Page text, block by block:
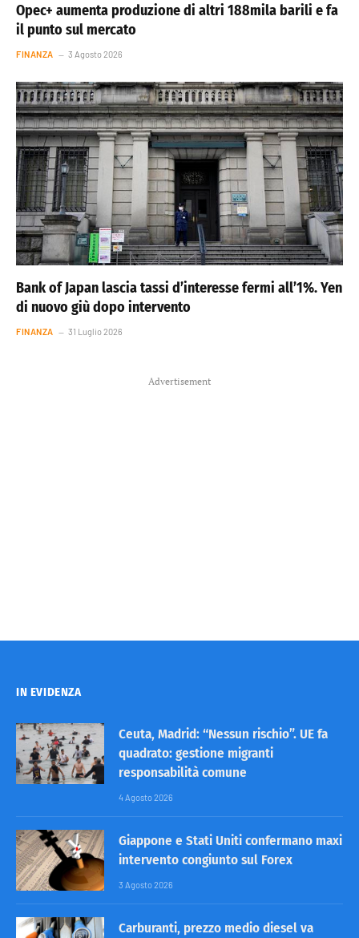
Opec+ aumenta produzione di altri 188mila barili e fa
il punto sul mercato
FINANZA 3 Agosto 2026
Bank of Japan lascia tassi d’interesse fermi all’1%. Yen
di nuovo giù dopo intervento
FINANZA 31 Luglio 2026
Advertisement
IN EVIDENZA
Ceuta, Madrid: “Nessun rischio”. UE fa
quadrato: gestione migranti
responsabilità comune
4 Agosto 2026
Giappone e Stati Uniti confermano maxi
intervento congiunto sul Forex
3 Agosto 2026
Carburanti, prezzo medio diesel va